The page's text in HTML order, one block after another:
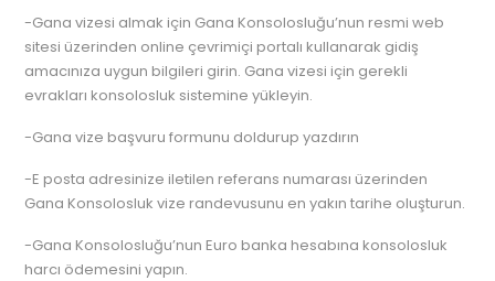
-Gana vizesi almak için Gana Konsolosluğu’nun resmi web
sitesi üzerinden online çevrimiçi portalı kullanarak gidiş
amacınıza uygun bilgileri girin. Gana vizesi için gerekli
evrakları konsolosluk sistemine yükleyin.
-Gana vize başvuru formunu doldurup yazdırın
-E posta adresinize iletilen referans numarası üzerinden
Gana Konsolosluk vize randevusunu en yakın tarihe oluşturun.
-Gana Konsolosluğu’nun Euro banka hesabına konsolosluk
harcı ödemesini yapın.